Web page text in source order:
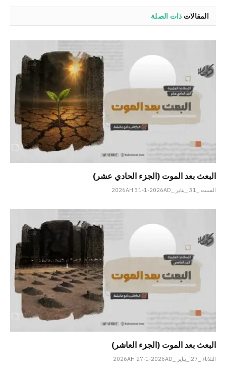
المقالات ذات الصلة
البعث بعد الموت (الجزء الحادي عشر)
السبت _31 _يناير _2026AH 31-1-2026AD
البعث بعد الموت (الجزء العاشر)
الثلاثاء _27 _يناير _2026AH 27-1-2026AD